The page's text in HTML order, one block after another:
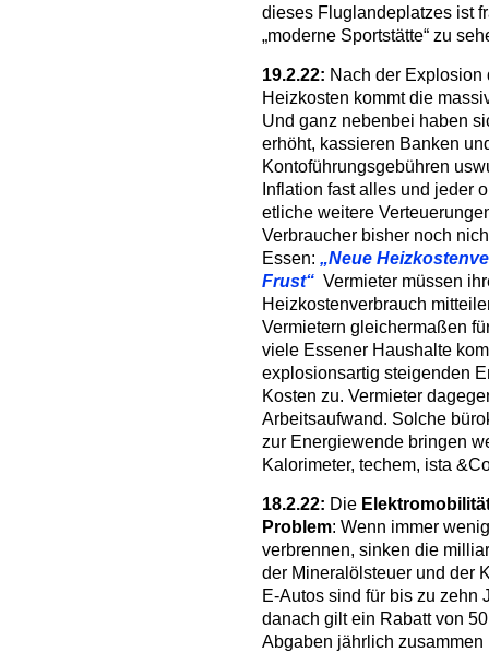
dieses Fluglandeplatzes ist
„moderne Sportstätte“ zu
19.2.22: Nach der Explosion
Heizkosten kommt die
Und ganz nebenbei haben
erhöht, kassieren Banken
Kontoführungsgebühren
Inflation fast alles und jeder
etliche weitere
Verbraucher bisher noch
Essen: „Neue
Frust“ Vermieter müssen
Heizkostenverbrauch
Vermietern gleichermaßen
viele Essener Haushalte
explosionsartig steigenden
Kosten zu. Vermieter
Arbeitsaufwand. Solche
zur Energiewende bringen
Kalorimeter, techem, ista
18.2.22: Die
Problem: Wenn immer
verbrennen, sinken die
der Mineralölsteuer und der
E-Autos sind für bis zu zehn
danach gilt ein Rabatt von
Abgaben jährlich